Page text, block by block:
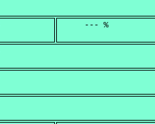
     --- %